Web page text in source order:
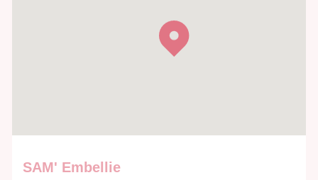
SAM' Embellie